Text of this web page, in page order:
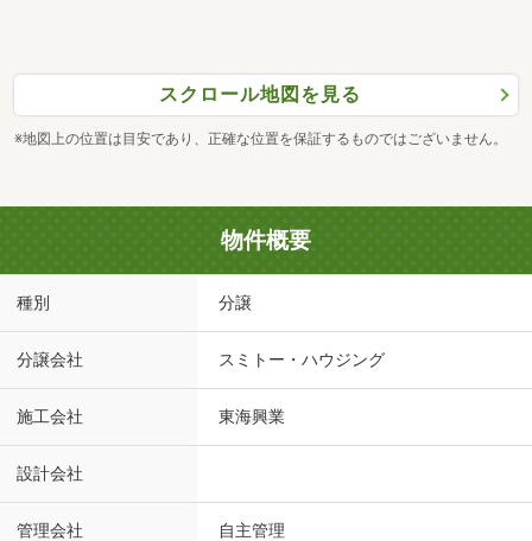
スクロール地図を見る
※地図上の位置は目安であり、正確な位置を保証するものではございません。
物件概要
種別 分譲
分譲会社 スミトー・ハウジング
施工会社 東海興業
設計会社
管理会社 自主管理